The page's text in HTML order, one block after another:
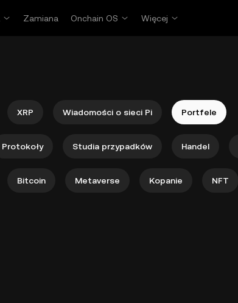
Zamiana Onchain OS Więcej
XRP Wiadomości o sieci Pi Portfele
Protokoły Studia przypadków Handel
Bitcoin Metaverse Kopanie NFT